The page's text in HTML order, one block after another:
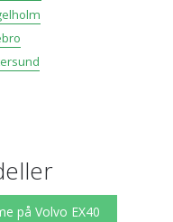
på Volvo EX40